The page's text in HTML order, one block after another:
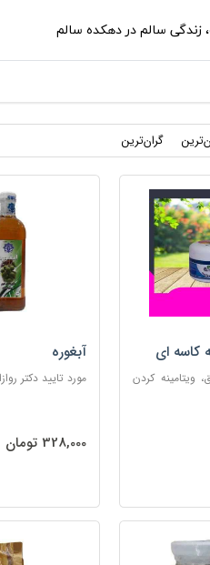
، زندگی سالم در دهکده سالم
گران‌ترین
کاسه ای
ویتامینه کردن
آبغوره
مورد تایید دکتر
328,000 تومان